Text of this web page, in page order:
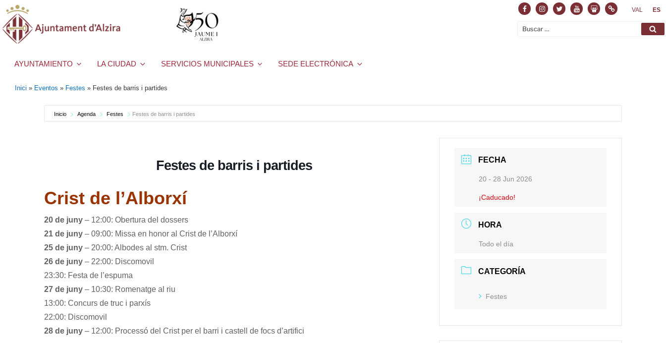
FacebookInstagram
TwitterYoutubeSlideshare
NormasVAL ES
Buscar
AYUNTAMIENTO LA CIUDAD SERVICIOS MUNICIPALES SEDE ELECTRÓNICA
Inici » Eventos » Festes » Festes de barris i partides
Inicio Agenda Festes Festes de barris i partides
Festes de barris i partides
Crist de l’Alborxí
20 de juny – 12:00: Obertura del dossers
21 de juny – 09:00: Missa en honor al Crist de l’Alborxí
25 de juny – 20:00: Albodes al stm. Crist
26 de juny – 22:00: Discomovil
23:30: Festa de l’espuma
27 de juny – 10:30: Romenatge al riu
13:00: Concurs de truc i parxís
22:00: Discomovil
28 de juny – 12:00: Processó del Crist per el barri i castell de focs d’artifici
FECHA
20 - 28 Jun 2026
¡Caducado!
HORA
Todo el día
CATEGORÍA
Festes